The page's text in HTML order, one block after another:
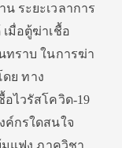
ระยะเวลาการ
มื่อตู้ฆ่าเชื้อ
ทราบ ในการฆ่า
ดย ทาง
ไวรัสโควิด-19
ค์กรใดสนใจ
แฟง ภาควิชา